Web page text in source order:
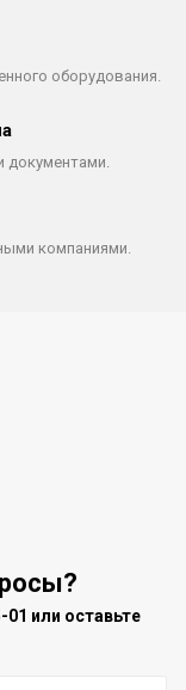
оборудования.
компаниями.
01 или оставьте